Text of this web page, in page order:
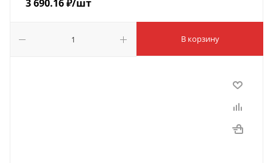
3 690.16₽/шт
В корзину